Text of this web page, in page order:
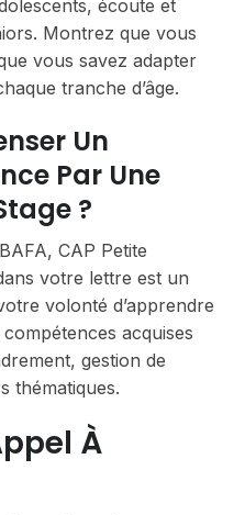
écoute et
Montrez que vous
vous savez adapter
tranche d’âge.
Un
Par Une
?
CAP Petite
votre lettre est un
volonté d’apprendre
acquises
gestion de
thématiques.
À